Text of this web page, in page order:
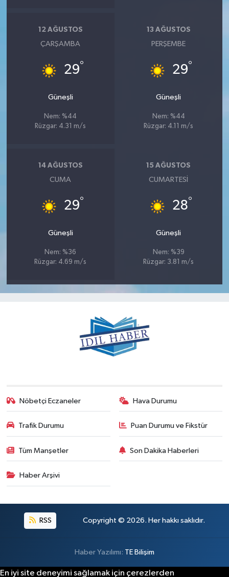
12 AĞUSTOS
ÇARŞAMBA
29°
Güneşli
Nem: %44
Rüzgar: 4.31 m/s
13 AĞUSTOS
PERŞEMBE
29°
Güneşli
Nem: %44
Rüzgar: 4.11 m/s
14 AĞUSTOS
CUMA
29°
Güneşli
Nem: %36
Rüzgar: 4.69 m/s
15 AĞUSTOS
CUMARTESI
28°
Güneşli
Nem: %39
Rüzgar: 3.81 m/s
Nöbetçi Eczaneler Hava Durumu
Trafik Durumu Puan Durumu ve Fikstür
Tüm Manşetler Son Dakika Haberleri
Haber Arşivi
RSS Copyright © 2026. Her hakkı saklıdır.
Haber Yazılımı: TE Bilişim
En iyi site deneyimi sağlamak için çerezlerden